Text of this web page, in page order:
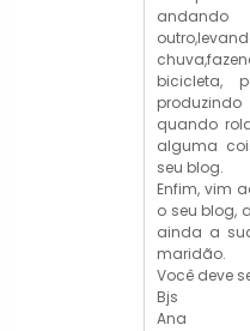
bicicleta,
quando
alguma
seu blog.
Enfim, vim
o seu blog,
ainda a
maridão.
Você deve
Bjs
Ana